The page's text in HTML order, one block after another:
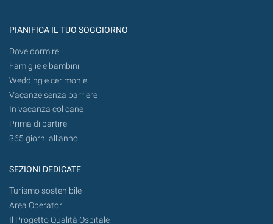
PIANIFICA IL TUO SOGGIORNO
Dove dormire
Famiglie e bambini
Wedding e cerimonie
Vacanze senza barriere
In vacanza col cane
Prima di partire
365 giorni all’anno
SEZIONI DEDICATE
Turismo sostenibile
Area Operatori
Il Progetto Qualità Ospitale